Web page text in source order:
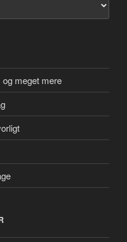
meget mere